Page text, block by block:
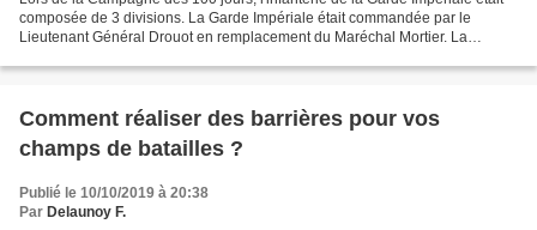
composée de 3 divisions. La Garde Impériale était commandée par le
Lieutenant Général Drouot en remplacement du Maréchal Mortier. La
Comment réaliser des barrières pour vos
champs de batailles ?
Publié le 10/10/2019 à 20:38
Par Delaunoy F.